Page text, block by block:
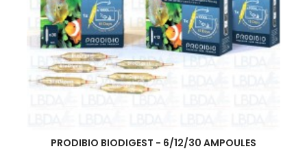
PRODIBIO BIODIGEST - 6/12/30 AMPOULES